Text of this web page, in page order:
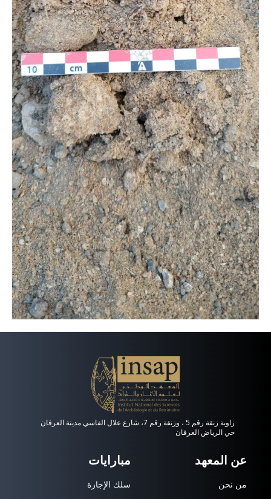
زاوية زنقة رقم 5 ، وزنقة رقم 7، شارع علال الفاسي مدينة العرفان
حي الرياض العرفان
عن المعهد
من نحن
مبارايات
سلك الإجازة